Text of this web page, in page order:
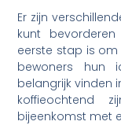
Er zijn
kunt
eerste stap is
bewoners hun
belangrijk vinden
koffieochtend
bijeenkomst met